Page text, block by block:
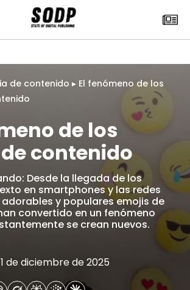
de contenido ▸ El fenómeno de los
de los
contenido
Desde la llegada de los
en smartphones y las redes
y populares emojis de
convertido en un fenómeno
se crean nuevos.
de diciembre de 2025